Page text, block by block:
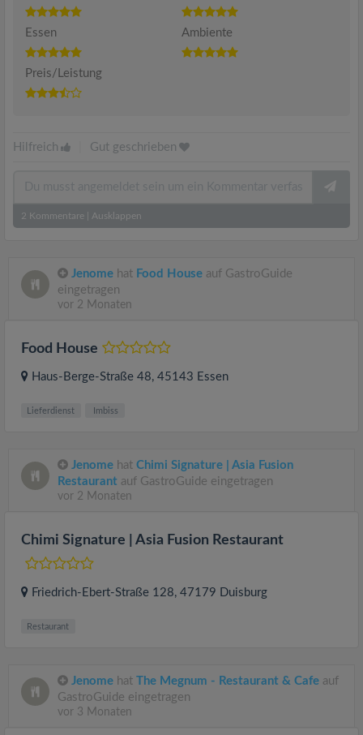
Essen Ambiente
Preis/Leistung
Hilfreich Gut geschrieben
2 Kommentare Ausklappen
Jenome hat Food House auf GastroGuide
eingetragen
vor 2 Monaten
Food House
Haus-Berge-Straße 48, 45143 Essen
Lieferdienst Imbiss
Jenome hat Chimi Signature | Asia Fusion
Restaurant auf GastroGuide eingetragen
vor 2 Monaten
Chimi Signature | Asia Fusion Restaurant
Friedrich-Ebert-Straße 128, 47179 Duisburg
Restaurant
Jenome hat The Megnum - Restaurant & Cafe auf
GastroGuide eingetragen
vor 3 Monaten